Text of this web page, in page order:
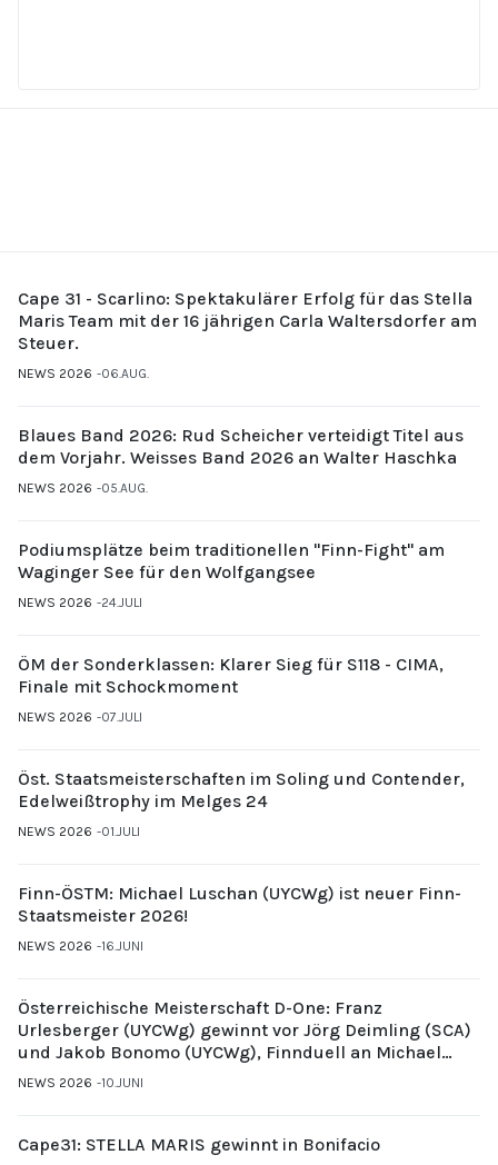
Cape 31 - Scarlino: Spektakulärer Erfolg für das Stella
Maris Team mit der 16 jährigen Carla Waltersdorfer am
Steuer.
NEWS 2026 06.AUG.
Blaues Band 2026: Rud Scheicher verteidigt Titel aus
dem Vorjahr. Weisses Band 2026 an Walter Haschka
NEWS 2026 05.AUG.
Podiumsplätze beim traditionellen "Finn-Fight" am
Waginger See für den Wolfgangsee
NEWS 2026 24.JULI
ÖM der Sonderklassen: Klarer Sieg für S118 - CIMA,
Finale mit Schockmoment
NEWS 2026 07.JULI
Öst. Staatsmeisterschaften im Soling und Contender,
Edelweißtrophy im Melges 24
NEWS 2026 01.JULI
Finn-ÖSTM: Michael Luschan (UYCWg) ist neuer Finn-
Staatsmeister 2026!
NEWS 2026 16.JUNI
Österreichische Meisterschaft D-One: Franz
Urlesberger (UYCWg) gewinnt vor Jörg Deimling (SCA)
und Jakob Bonomo (UYCWg), Finnduell an Michael
Gubi (UYCMo)
NEWS 2026 10.JUNI
Cape31: STELLA MARIS gewinnt in Bonifacio